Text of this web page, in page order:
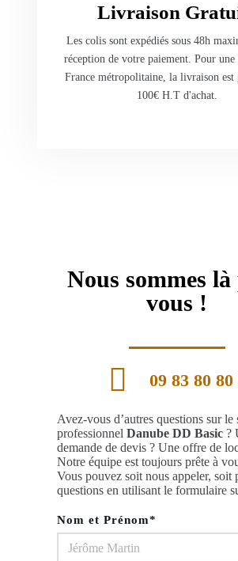
Livraison
Les colis sont expédiés sous 48h
réception de votre paiement. Pour
France métropolitaine, la livraison est
100€ H.T d'achat.
Nous sommes
vous !
09 83 80 80
Avez-vous d’autres questions sur le
professionnel Danube DD Basic?
demande de devis ? Une offre de
Notre équipe est toujours prête à
Vous pouvez soit nous appeler, soit
questions en utilisant le formulaire
Nom et Prénom*